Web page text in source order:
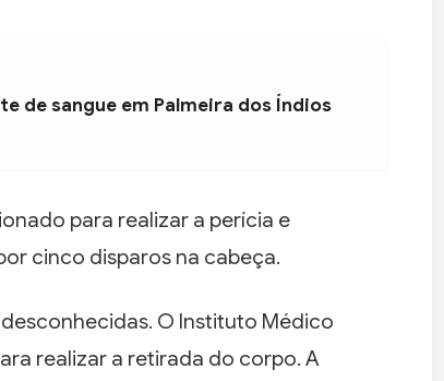
de sangue em Palmeira dos Índios
para realizar a perícia e
cinco disparos na cabeça.
O Instituto Médico
realizar a retirada do corpo. A